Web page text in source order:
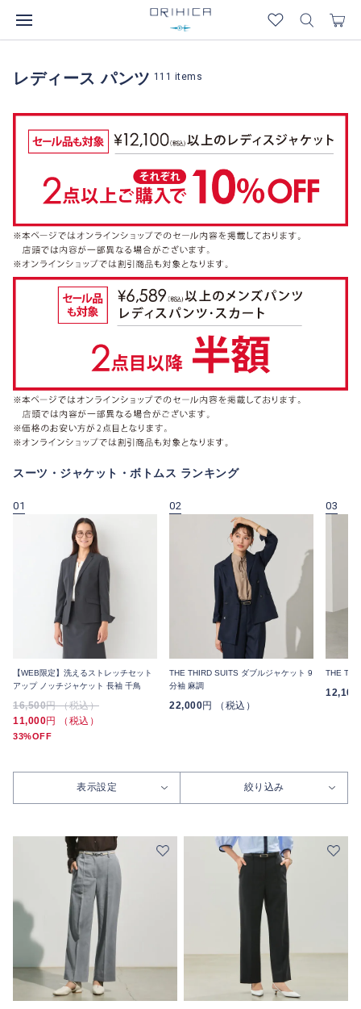
レディース パンツ 111 items
スーツ・ジャケット・ボトムス ランキング
01
【WEB限定】洗えるストレッチセット
アップ ノッチジャケット 長袖 千鳥
16,500円 （税込）
11,000円 （税込）
33%OFF
02
THE THIRD SUITS ダブルジャケット 9
分袖 麻調
22,000円 （税込）
03
THE
12,100
表示設定 絞り込み